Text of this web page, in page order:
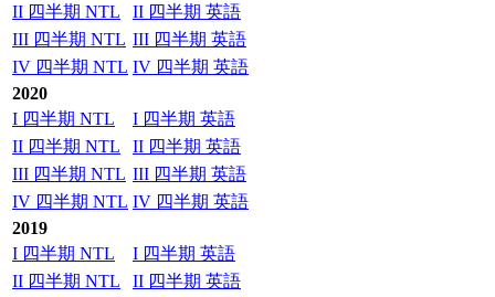
II 四半期 NTL
II 四半期 英語
III 四半期 NTL III 四半期 英語
IV 四半期 NTL IV 四半期 英語
2020
I 四半期 NTL
I 四半期 英語
II 四半期 NTL
II 四半期 英語
III 四半期 NTL III 四半期 英語
IV 四半期 NTL IV 四半期 英語
2019
I 四半期 NTL
I 四半期 英語
II 四半期 NTL
II 四半期 英語